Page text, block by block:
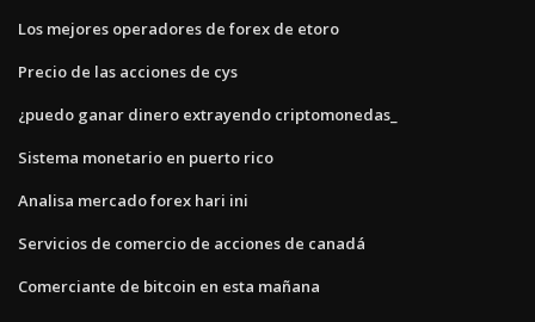
Los mejores operadores de forex de etoro
Precio de las acciones de cys
¿puedo ganar dinero extrayendo criptomonedas_
Sistema monetario en puerto rico
Analisa mercado forex hari ini
Servicios de comercio de acciones de canadá
Comerciante de bitcoin en esta mañana